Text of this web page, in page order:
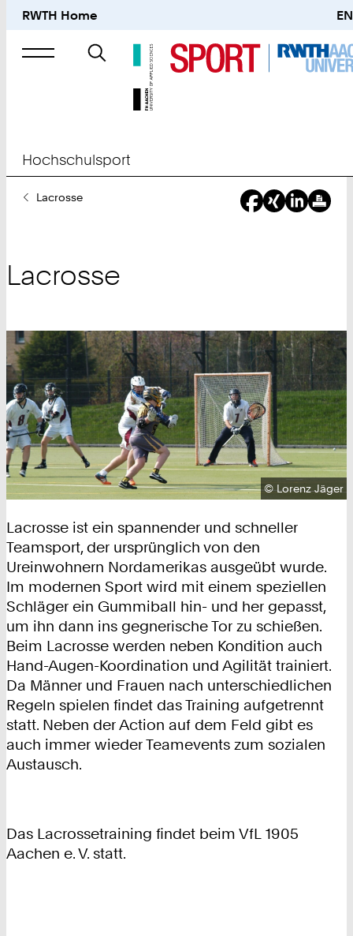
RWTH Home EN
Suche
nach
Hochschulsport
SieLacrosse
Lacrosse
Urheberrecht:
©Lorenz Jäger
Lacrosse ist ein spannender und schneller
Teamsport, der ursprünglich von den
Ureinwohnern Nordamerikas ausgeübt wurde.
Im modernen Sport wird mit einem speziellen
Schläger ein Gummiball hin- und her gepasst,
um ihn dann ins gegnerische Tor zu schießen.
Beim Lacrosse werden neben Kondition auch
Hand-Augen-Koordination und Agilität trainiert.
Da Männer und Frauen nach unterschiedlichen
Regeln spielen findet das Training aufgetrennt
statt. Neben der Action auf dem Feld gibt es
auch immer wieder Teamevents zum sozialen
Austausch.
Das Lacrossetraining findet beim VfL 1905
Aachen e. V. statt.